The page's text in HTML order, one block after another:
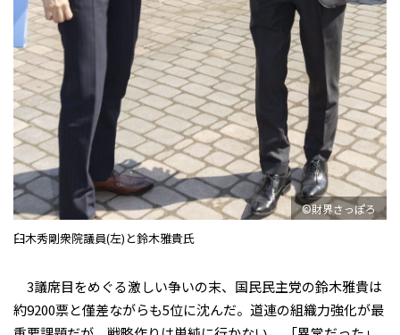
©財界さっぽろ
臼木秀剛衆院議員(左)と鈴木雅貴氏
3議席目をめぐる激しい争いの末、国民民主党の鈴木雅貴は
約9200票と僅差ながらも5位に沈んだ。道連の組織力強化が最